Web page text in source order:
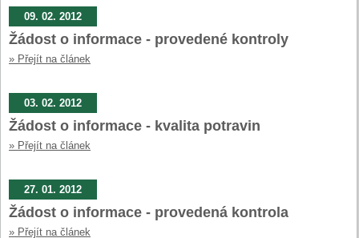
09. 02. 2012
Žádost o informace - provedené kontroly
» Přejít na článek
03. 02. 2012
Žádost o informace - kvalita potravin
» Přejít na článek
27. 01. 2012
Žádost o informace - provedená kontrola
» Přejít na článek